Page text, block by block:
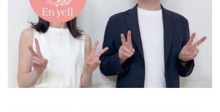
ご成婚までの流れ
料金
サービス比較